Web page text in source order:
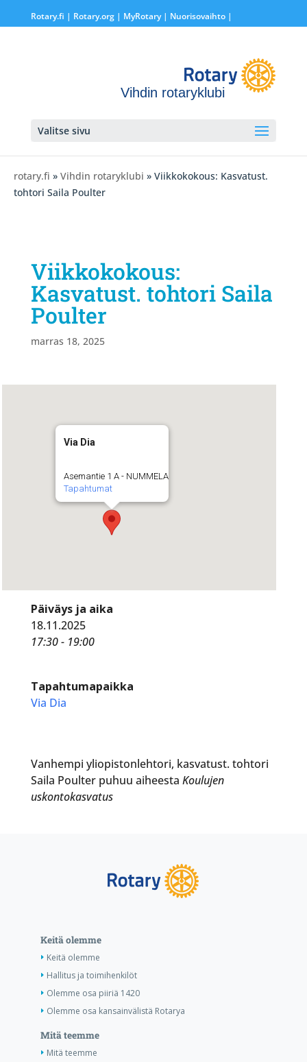
Rotary.fi | Rotary.org| MyRotary | Nuorisovaihto|
Vihdin rotaryklubi
Valitse sivu
rotary.fi » Vihdin rotaryklubi » Viikkokokous: Kasvatust.
tohtori Saila Poulter
Viikkokokous:
Kasvatust. tohtori Saila
Poulter
marras 18, 2025
Via Dia
Asemantie 1 A - NUMMELA
Tapahtumat
Päiväys ja aika
18.11.2025
17:30 - 19:00
Tapahtumapaikka
Via Dia
Vanhempi yliopistonlehtori, kasvatust. tohtori
Saila Poulter puhuu aiheesta Koulujen
uskontokasvatus
Keitä olemme
Keitä olemme
Hallitus ja toimihenkilöt
Olemme osa piiriä 1420
Olemme osa kansainvälistä Rotarya
Mitä teemme
Mitä teemme